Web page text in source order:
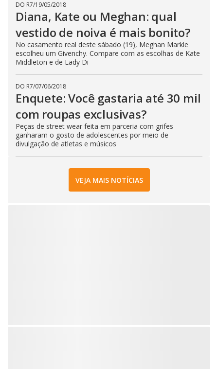
DO R7/19/05/2018
Diana, Kate ou Meghan: qual
vestido de noiva é mais bonito?
No casamento real deste sábado (19), Meghan Markle
escolheu um Givenchy. Compare com as escolhas de Kate
Middleton e de Lady Di
DO R7/07/06/2018
Enquete: Você gastaria até 30 mil
com roupas exclusivas?
Peças de street wear feita em parceria com grifes
ganharam o gosto de adolescentes por meio de
divulgação de atletas e músicos
VEJA MAIS NOTÍCIAS